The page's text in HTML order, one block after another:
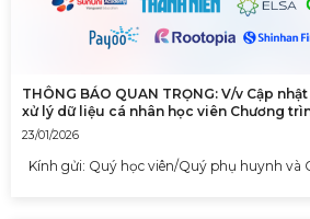
THÔNG BÁO QUAN TRỌNG: V/v Cập
xử lý dữ liệu cá nhân học viên Chương
International Education Scholarship
23/01/2026
Kính gửi: Quý học viên/Quý phụ huynh và